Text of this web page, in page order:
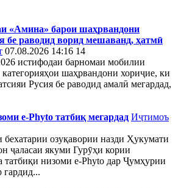
«Амина» барои шаҳрвандони
бе раводид ворид мешаванд, ҳатмӣ
07.08.2026 14:16 14
истифодаи барномаи мобилии
шаҳрвандони хориҷие, ки
Русия бе раводид амалӣ мегардад,
e-Phyto татбиқ мегардад Иҷтимоъ
бехатарии озуқавории назди Ҳукумати
ҷаласаи якуми Гурӯҳи кории
татбиқи низоми e-Phyto дар Ҷумҳурии
гардид...